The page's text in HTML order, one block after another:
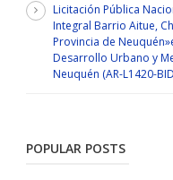
Licitación Pública
Integral Barrio Aitue,
Provincia de
Desarrollo Urbano y
Neuquén (AR-L1420-
POPULAR POSTS